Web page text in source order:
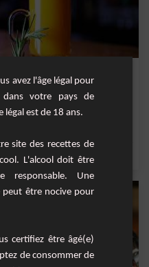
, Liqueur
avez l'âge légal pour
dans votre pays de
légal est de 18 ans.
site des recettes de
L'alcool doit être
responsable. Une
peut être nocive pour
certifiez être âgé(e)
de consommer de